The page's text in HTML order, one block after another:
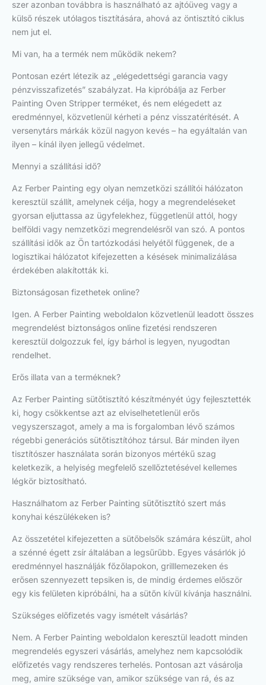
szer azonban továbbra is használható az ajtóüveg vagy a
külső részek utólagos tisztítására, ahová az öntisztító ciklus
nem jut el.
Mi van, ha a termék nem működik nekem?
Pontosan ezért létezik az „elégedettségi garancia vagy
pénzvisszafizetés” szabályzat. Ha kipróbálja az Ferber
Painting Oven Stripper terméket, és nem elégedett az
eredménnyel, közvetlenül kérheti a pénz visszatérítését. A
versenytárs márkák közül nagyon kevés – ha egyáltalán van
ilyen – kínál ilyen jellegű védelmet.
Mennyi a szállítási idő?
Az Ferber Painting egy olyan nemzetközi szállítói hálózaton
keresztül szállít, amelynek célja, hogy a megrendeléseket
gyorsan eljuttassa az ügyfelekhez, függetlenül attól, hogy
belföldi vagy nemzetközi megrendelésről van szó. A pontos
szállítási idők az Ön tartózkodási helyétől függenek, de a
logisztikai hálózatot kifejezetten a késések minimalizálása
érdekében alakították ki.
Biztonságosan fizethetek online?
Igen. A Ferber Painting weboldalon közvetlenül leadott összes
megrendelést biztonságos online fizetési rendszeren
keresztül dolgozzuk fel, így bárhol is legyen, nyugodtan
rendelhet.
Erős illata van a terméknek?
Az Ferber Painting sütőtisztító készítményét úgy fejlesztették
ki, hogy csökkentse azt az elviselhetetlenül erős
vegyszerszagot, amely a ma is forgalomban lévő számos
régebbi generációs sütőtisztítóhoz társul. Bár minden ilyen
tisztítószer használata során bizonyos mértékű szag
keletkezik, a helyiség megfelelő szellőztetésével kellemes
légkör biztosítható.
Használhatom az Ferber Painting sütőtisztító szert más
konyhai készülékeken is?
Az összetétel kifejezetten a sütőbelsők számára készült, ahol
a szénné égett zsír általában a legsűrűbb. Egyes vásárlók jó
eredménnyel használják főzőlapokon, grilllemezeken és
erősen szennyezett tepsiken is, de mindig érdemes először
egy kis felületen kipróbálni, ha a sütőn kívül kívánja használni.
Szükséges előfizetés vagy ismételt vásárlás?
Nem. A Ferber Painting weboldalon keresztül leadott minden
megrendelés egyszeri vásárlás, amelyhez nem kapcsolódik
előfizetés vagy rendszeres terhelés. Pontosan azt vásárolja
meg, amire szüksége van, amikor szüksége van rá, és az